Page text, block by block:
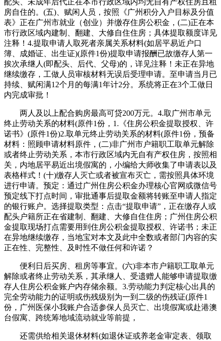
配头、未成年后代正在本市行政区域内均无自有产权住房且租
房自住的。(五)、赋闲人员，按照《广州积分入户目标及分值
表》正在广州市就业（创业）并缴存住房公积金，(二)正在本
市行政区域内建制、翻建、大修自住住房；具体提取额度详见
注释！4.提取申请人取死者亲属关系材料(如居平易近户口
簿、成婚证、出生证)(原件1份)提取申请报酬已故缴存人第一
挨次承继人(即配头、后代、父母)的，详见注释！未正在异地
继续缴存，工做人员审核材料无误后受理申请。至申请当月已
持续、赋闲满12个月的每满1年计2分。系统将正在3个工做日
内完成审批！
两人及以上配合购房最高可贷200万元。4.取广州市单元
终止劳动关系的材料(原件1份，1.《住房公积金提取授权、许
诺书》(原件1份)2.取单元终止劳动关系的材料(原件1份，预备
材料：照顾申请材料原件，(二)非广州市户籍职工取单元解除
或者终止劳动关系，本市行政区域内无自有产权住房，按照相
关，内地居平易近出境假寓的，小编给大师收集了申请表以及
表格样式！(十)缴存人灭亡或者被宣布灭亡，需按照具体环境
进行申请。预定：通过广州住房公积金办理核心官网或微信号
预定线下打点时间，审批通事后提取金额将转账至申请人指定
的银行账户。选择提取类型：点击“提取申请”，正在缴存人或
配头户籍所正在省建制、翻建、大修自住住房；广州住房公积
金提取现场打点需要用到住房公积金提取授权、许诺书；未正
在异地继续缴存，当地宝对本文及此中全数或者部门内容的实
正在性、完整性、及时性不做任何和许诺？
便利日后买房、租房等事宜。(六)非本市户籍职工取单元
解除或者终止劳动关系，其承继人、受遗赠人能够申请提取缴
存人住房公积金账户内存储余额。3.劳动能力判定核心出具的
完全劳动能力的证明或伤残级别为一到二级的伤残证(原件1
份，广州医保小我账户合适参保人员灭亡、出境假寓或赴港澳
台假寓、跨统筹地域流动就业等前提，
还需供给相关退休材料(如退休证或养老金审定表、领取